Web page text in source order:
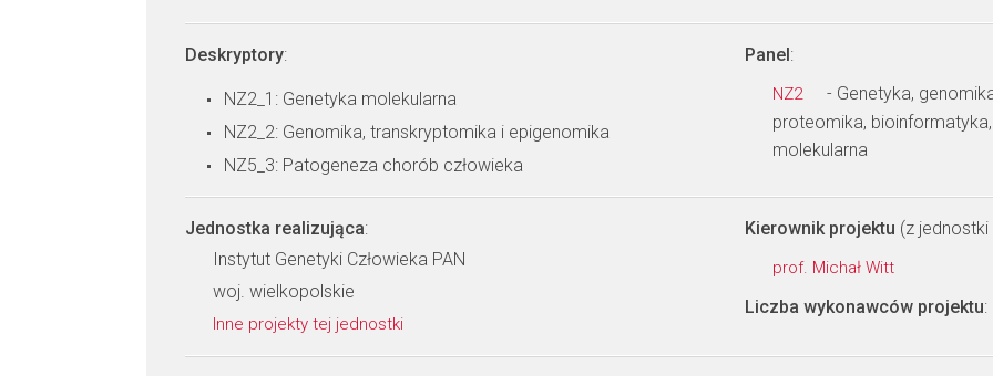
Deskryptory:
NZ2_1: Genetyka molekularna
NZ2_2: Genomika, transkryptomika i epigenomika
NZ5_3: Patogeneza chorób człowieka
Panel:
NZ2
- Genetyka,
proteomika,
molekularna
Jednostka realizująca:
Instytut Genetyki Człowieka PAN
woj. wielkopolskie
Inne projekty tej jednostki
Kierownik projektu (z jednostki
prof. Michał Witt
Liczba wykonawców projektu: